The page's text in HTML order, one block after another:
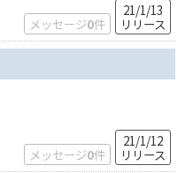
メッセージ0件
21/1/13
リリース
メッセージ0件
21/1/12
リリース